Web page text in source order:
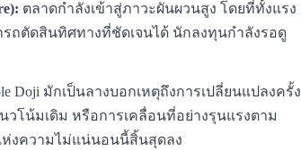
ตลาดกำลังเข้าสู่ภาวะผันผวนสูง โดยที่ทั้งแรง
ถตัดสินทิศทางที่ชัดเจนได้ นักลงทุนกำลังรอดู
Doji มักเป็นลางบอกเหตุถึงการเปลี่ยนแปลงครั้ง
วโน้มเดิม หรือการเคลื่อนที่อย่างรุนแรงตาม
แห่งความไม่แน่นอนนี้สิ้นสุดลง